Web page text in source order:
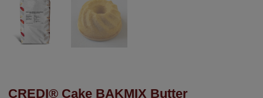
CREDI® Cake BAKMIX Butter